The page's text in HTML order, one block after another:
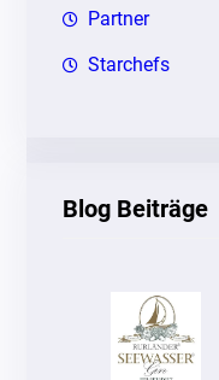
Partner
Starchefs
Blog Beiträge